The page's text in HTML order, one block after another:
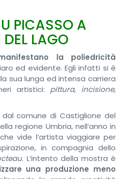
PICASSO A
LAGO
la poliedricità
ed evidente. Egli infatti si è
sua lunga ed intensa carriera
artistici: pittura, incisione,
comune di Castiglione del
regione Umbria, nell’anno in
vide l’artista viaggiare per
in compagnia dello
. L’intento della mostra è
una produzione meno